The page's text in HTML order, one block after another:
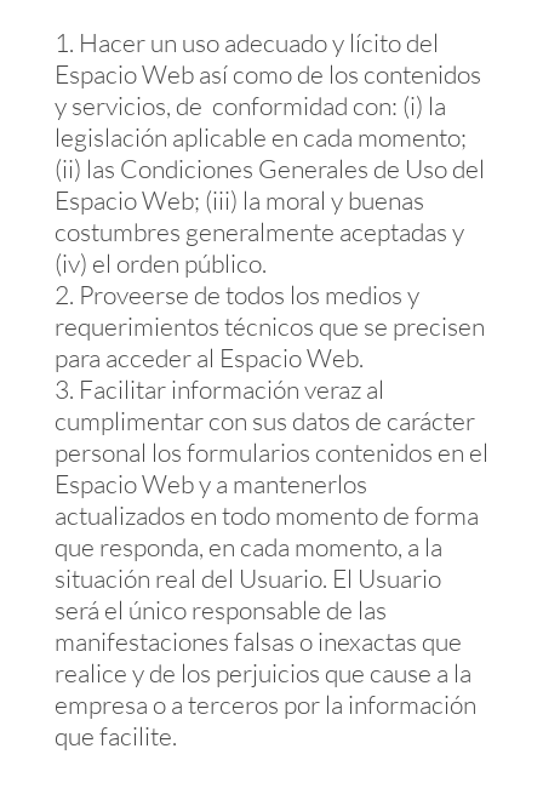
Hacer un uso adecuado y lícito del
Espacio Web así como de los contenidos
y servicios, de conformidad con: (i) la
legislación aplicable en cada momento;
(ii) las Condiciones Generales de Uso del
Espacio Web; (iii) la moral y buenas
costumbres generalmente aceptadas y
(iv) el orden público.
Proveerse de todos los medios y
requerimientos técnicos que se precisen
para acceder al Espacio Web.
Facilitar información veraz al
cumplimentar con sus datos de carácter
personal los formularios contenidos en el
Espacio Web y a mantenerlos
actualizados en todo momento de forma
que responda, en cada momento, a la
situación real del Usuario. El Usuario
será el único responsable de las
manifestaciones falsas o inexactas que
realice y de los perjuicios que cause a la
empresa o a terceros por la información
que facilite.